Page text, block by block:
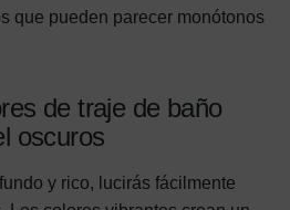
que pueden parecer monótonos
de traje de baño
oscuros
y rico, lucirás fácilmente